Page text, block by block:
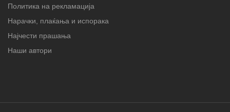
Политика на рекламација
Нарачки, плаќања и испорака
Најчести прашања
Наши автори